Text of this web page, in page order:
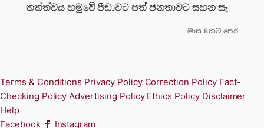
තත්ත්වය හමුවේ පීඩාවට පත් ජනතාවට සහන සැ
මාස 8කට පෙර
Terms & Conditions Privacy Policy Correction Policy Fact-
Checking Policy Advertising Policy Ethics Policy Disclaimer
Help
Facebook
Instagram